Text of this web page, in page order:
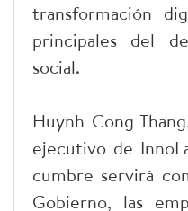
transformación
principales del
social.
Huynh Cong
ejecutivo de
cumbre servirá
Gobierno, las